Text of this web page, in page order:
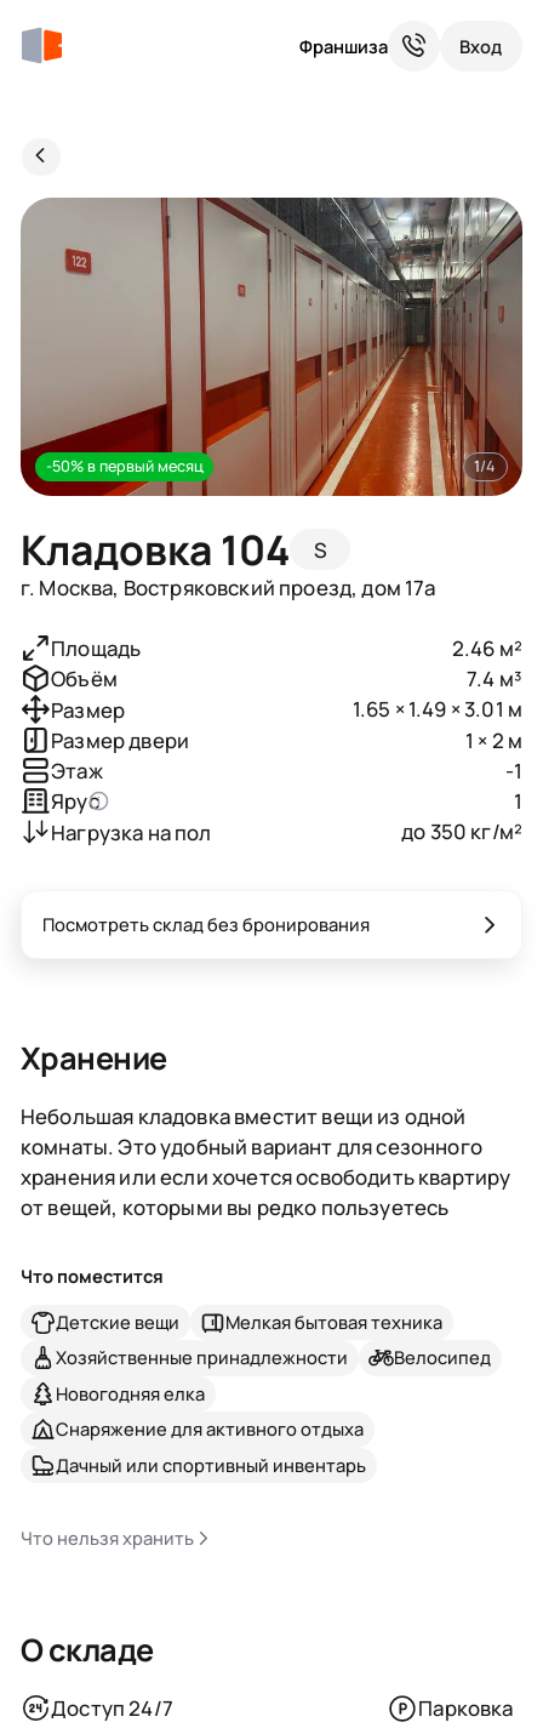
Франшиза Вход
Кладовка 104
S
г. Москва, Востряковский проезд, дом 17а
-50% в первый месяц 1/4
Площадь
2.46 м²
Объём
7.4 м³
Размер
1.65 × 1.49 × 3.01 м
Размер двери
1 × 2 м
Этаж
-1
Ярус
1
Нагрузка на пол
до 350 кг/м²
Хранение
Небольшая кладовка вместит вещи из одной
комнаты. Это удобный вариант для сезонного
хранения или если хочется освободить квартиру
от вещей, которыми вы редко пользуетесь
Что поместится
Детские вещи
Мелкая бытовая техника
Хозяйственные принадлежности
Велосипед
Новогодняя елка
Снаряжение для активного отдыха
Дачный или спортивный инвентарь
Что нельзя хранить
О складе
Доступ 24/7
Парковка
Посмотреть склад без бронирования